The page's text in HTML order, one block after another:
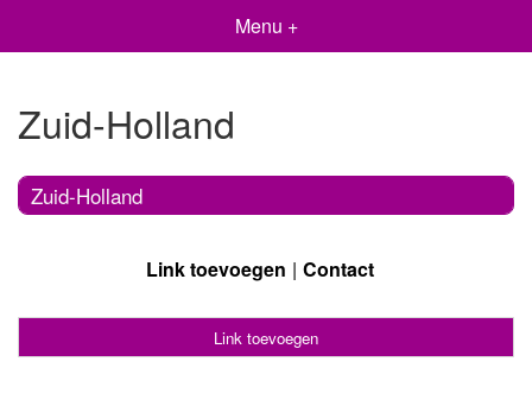
Menu +
Zuid-Holland
Zuid-Holland
Link toevoegen Contact
Link toevoegen